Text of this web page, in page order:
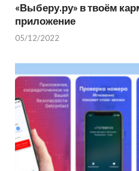
«Выберу.ру» в твоём
приложение
05/12/2022